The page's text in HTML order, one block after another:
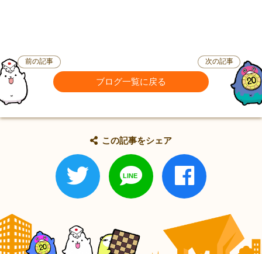
前の記事
ブログ一覧に戻る
次の記事
この記事をシェア